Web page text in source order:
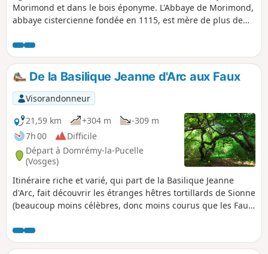
Morimond et dans le bois éponyme. L'Abbaye de Morimond,
abbaye cistercienne fondée en 1115, est mère de plus de
en Europe. Le parcours permet également de découvrir les
lacs de Morimond, ensemble de lacs artificiels créés par les
moines cisterciens et qui servaient à alimenter en eau les
différentes annexes de l'abbaye : jardins, moulins, scierie,
clouterie, ...
De la Basilique Jeanne d'Arc aux Faux
Visorandonneur
21,59 km
+304 m
-309 m
7h 00
Difficile
Départ à Domrémy-la-Pucelle
(Vosges)
Itinéraire riche et varié, qui part de la Basilique Jeanne
d'Arc, fait découvrir les étranges hêtres tortillards de Sionne
(beaucoup moins célèbres, donc moins courus que les Faux
quelques pâtures, pour y découvrir un dolmen bien caché.
Et on clôture le tour par la visite de Domrémy-la-Pucelle.